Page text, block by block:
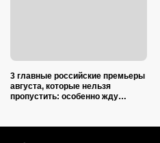
3 главные российские премьеры
августа, которые нельзя
пропустить: особенно жду